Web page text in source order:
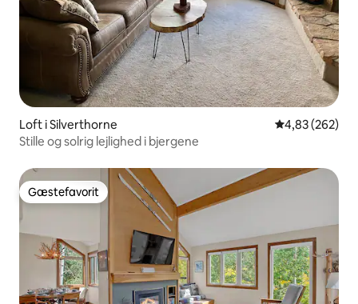
Loft i Silverthorne 4,83 ud af 5 i
4,83 (262)
Stille og solrig lejlighed i bjergene
Gæstefavorit
Gæstefavorit